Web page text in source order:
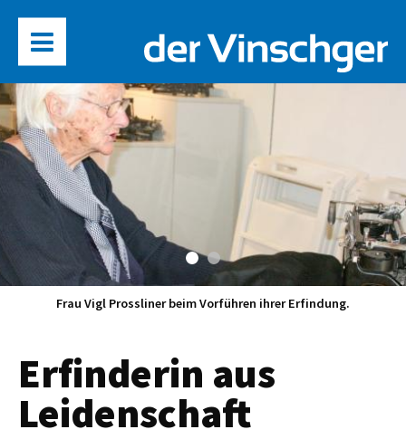
Frau Vigl Prossliner beim Vorführen ihrer Erfindung.
Erfinderin aus
Leidenschaft